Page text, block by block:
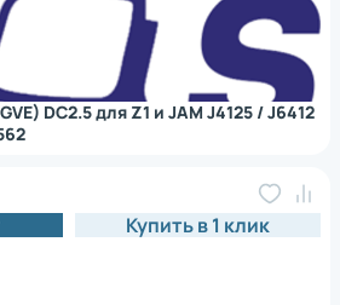
DC2.5 для Z1 и JAM J4125 / J6412
Купить в 1 клик